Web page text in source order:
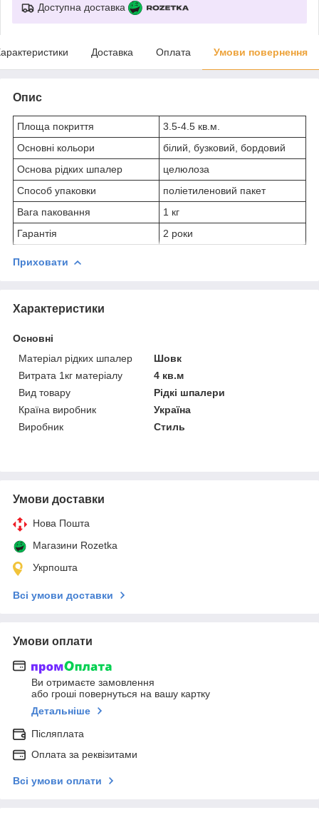
Доступна доставка
Доставка Оплата Умови повернення
Опис
Площа покриття
3.5-4.5 кв.м.
Основні кольори
білий, бузковий, бордовий
Основа рідких шпалер
целюлоза
Способ упаковки
поліетиленовий пакет
Вага паковання
1 кг
Гарантія
2 роки
Приховати
Характеристики
Основні
Матеріал рідких шпалер
Шовк
Витрата 1кг матеріалу
4 кв.м
Вид товару
Рідкі шпалери
Країна виробник
Україна
Виробник
Стиль
Умови доставки
Нова Пошта
Магазини Rozetka
Укрпошта
Всі умови доставки
Умови оплати
Ви отримаєте замовлення
або гроші повернуться на вашу картку
Детальніше
Післяплата
Оплата за реквізитами
Всі умови оплати